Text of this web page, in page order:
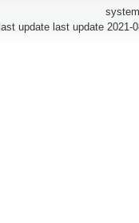
last update last update 2021-